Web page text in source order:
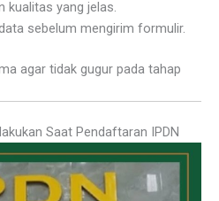
kualitas yang jelas.
sebelum mengirim formulir.
agar tidak gugur pada tahap
Saat Pendaftaran IPDN